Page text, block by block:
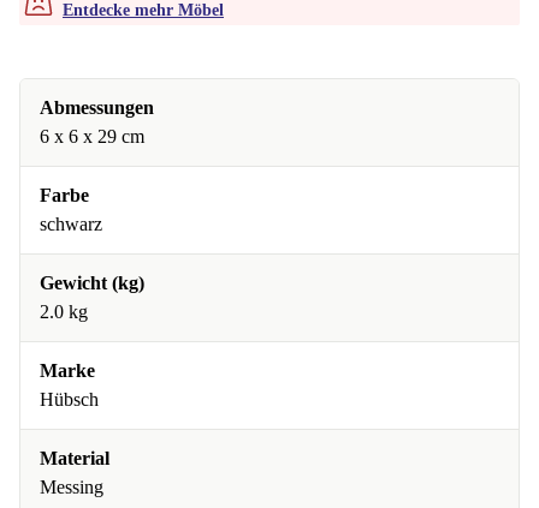
Entdecke mehr Möbel
Abmessungen
6 x 6 x 29 cm
Farbe
schwarz
Gewicht (kg)
2.0 kg
Marke
Hübsch
Material
Messing